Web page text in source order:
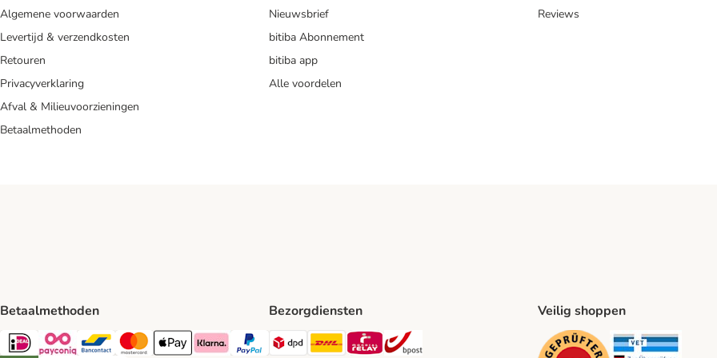
Algemene voorwaarden
Levertijd & verzendkosten
Retouren
Privacyverklaring
Afval & Milieuvoorzieningen
Betaalmethoden
Nieuwsbrief
bitiba Abonnement
bitiba app
Alle voordelen
Reviews
Betaalmethoden
iDeal Payment Method
Payconiq Payment Method
Bancontact Payment Method
Mastercard Payment Method
Apple Pay Payment Method
Klarna Payment Method
PayPal Payment Method
Bezorgdiensten
Dpd Shipping Method
DHL Shipping Method
Mondial Relay Shipping Method
Veilig shoppen
Security